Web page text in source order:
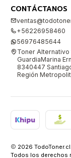
CONTÁCTANOS
+56226958460
56976485644
Toner
GuardiaMarina
8340447
Región
2026 TodoToner.cl.
Todos los derechos